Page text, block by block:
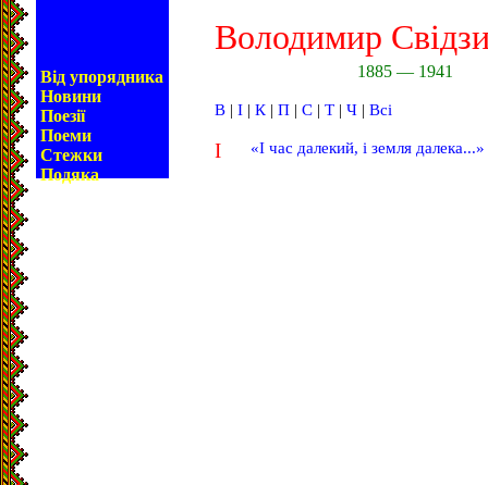
Від упорядника
Новини
Поезії
Поеми
Стежки
Подяка
Володимир
1885 — 1941
В | І | К | П | С | Т | Ч | Всі
І «І час далекий, і земля далека...»